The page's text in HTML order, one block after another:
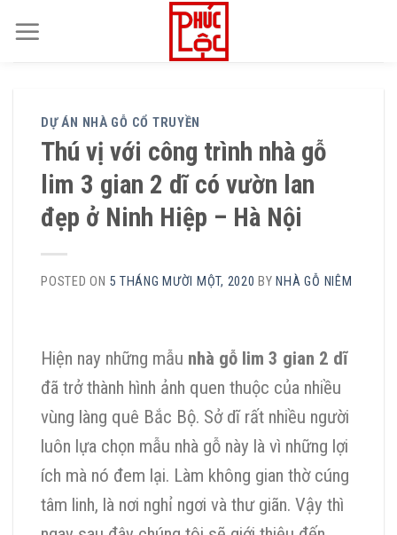
DỰ ÁN NHÀ GỖ CỔ TRUYỀN
Thú vị với công trình nhà gỗ
lim 3 gian 2 dĩ có vườn lan
đẹp ở Ninh Hiệp – Hà Nội
POSTED ON 5 THÁNG MƯỜI MỘT, 2020 BYNHÀ GỖ NIÊM
Hiện nay những mẫu nhà gỗ lim 3 gian 2 dĩ
đã trở thành hình ảnh quen thuộc của nhiều
vùng làng quê Bắc Bộ. Sở dĩ rất nhiều người
luôn lựa chọn mẫu nhà gỗ này là vì những lợi
ích mà nó đem lại. Làm không gian thờ cúng
tâm linh, là nơi nghỉ ngơi và thư giãn. Vậy thì